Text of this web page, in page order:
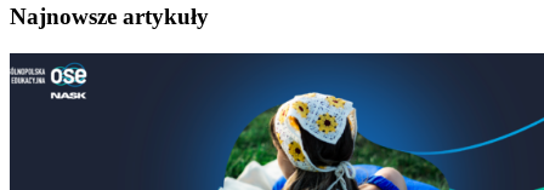
Najnowsze artykuły